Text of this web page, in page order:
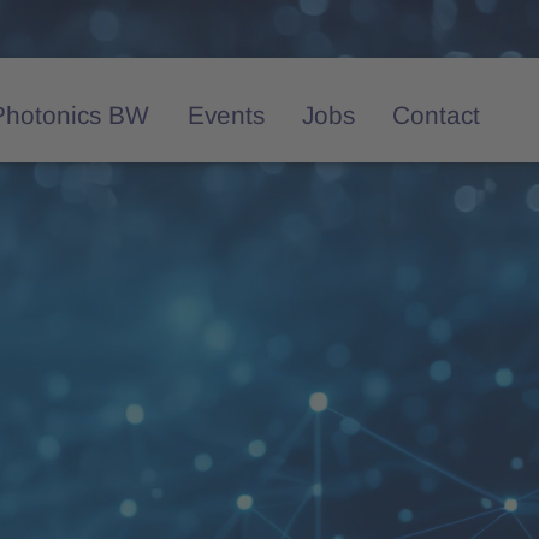
BW Events Jobs Contact